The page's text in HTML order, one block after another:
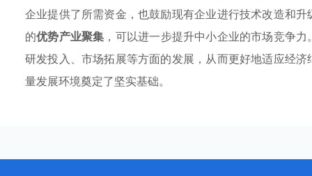
企业提供了所需资金，也鼓励现有企业进行技术改造和
的优势产业聚集 ，可以进一步提升中小企业的市场竞争
研发投入、市场拓展等方面的发展，从而更好地适应经
量发展环境奠定了坚实基础。